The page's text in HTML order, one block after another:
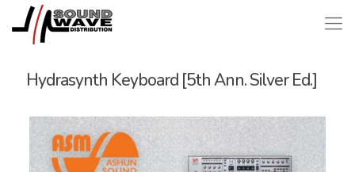
Hydrasynth Keyboard [5th Ann. Silver Ed.]